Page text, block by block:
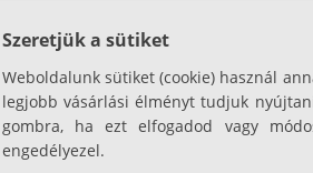
Delta
Szeretjük a sütiket
Weboldalunk sütiket (cookie) használ
legjobb vásárlási élményt tudjuk
gombra, ha ezt elfogadod vagy
engedélyezel.